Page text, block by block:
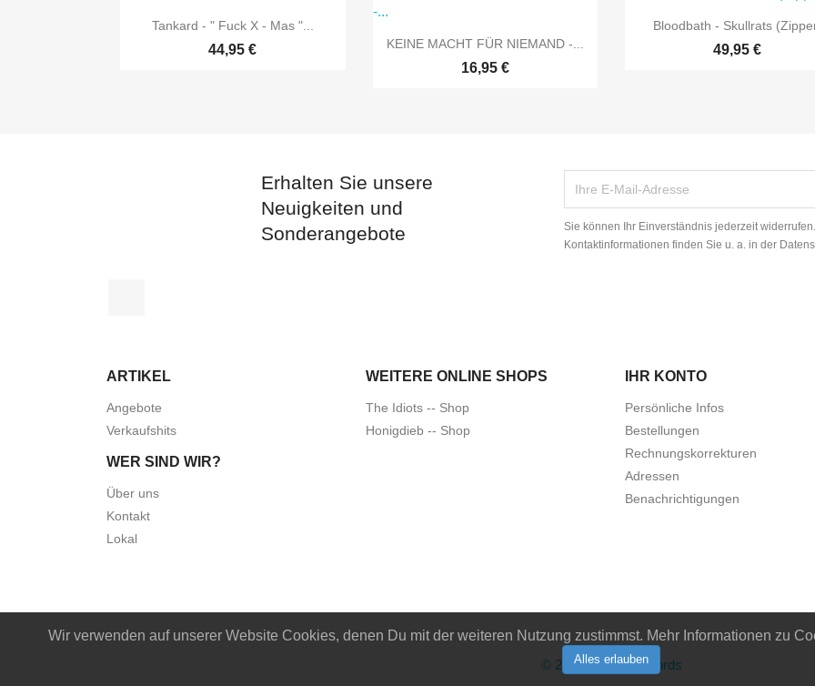
 Vorschau
Tankard - " Fuck X - Mas "...
44,95 €  Vorschau
KEINE MACHT FÜR NIEMAND -...
16,95 €
 Vorschau
Bloodbath - Skullrats
49,95 €
Erhalten Sie unsere
Neuigkeiten und
Sonderangebote
Sie können Ihr Einverständnis jederzeit
Kontaktinformationen finden Sie u. a. in der
ARTIKEL
Angebote
Verkaufshits
WEITERE ONLINE SHOPS
The Idiots -- Shop
Honigdieb -- Shop
WER SIND WIR?
Über uns
Kontakt
Lokal
IHR KONTO
Persönliche Infos
Bestellungen
Rechnungskorrekturen
Adressen
Benachrichtigungen
Wir verwenden auf unserer Website Cookies, denen Du mit der weiteren Nutzung zustimmst. Mehr Informationen zu
Alles erlauben
© 2026 - Idiots Records